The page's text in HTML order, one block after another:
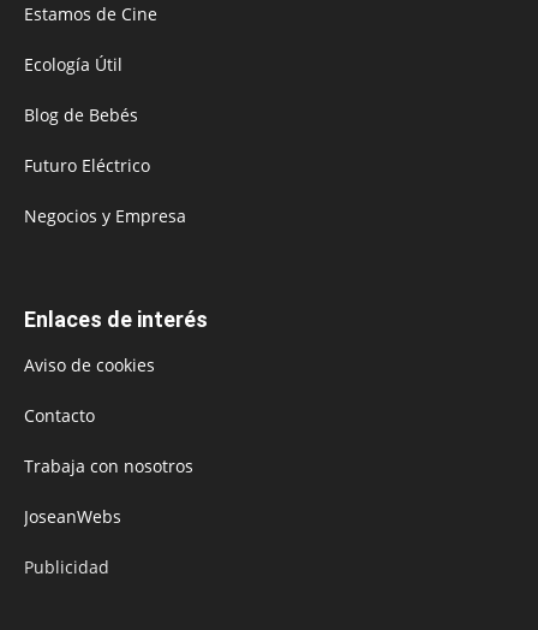
Estamos de Cine
Ecología Útil
Blog de Bebés
Futuro Eléctrico
Negocios y Empresa
Enlaces de interés
Aviso de cookies
Contacto
Trabaja con nosotros
JoseanWebs
Publicidad